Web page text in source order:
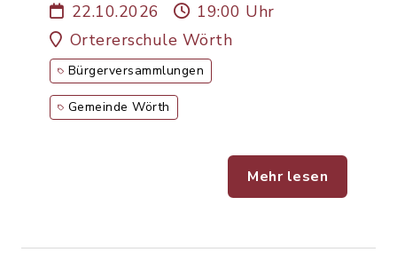
22.10.2026
19:00 Uhr
Ortererschule Wörth
Bürgerversammlungen
Gemeinde Wörth
Mehr lesen